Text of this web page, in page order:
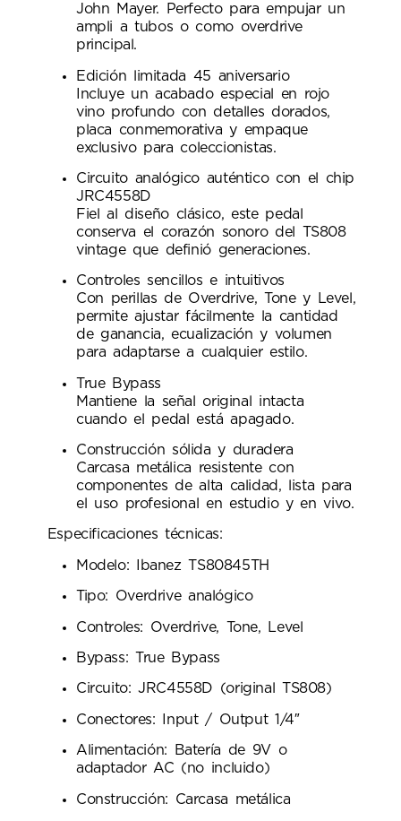
John Mayer. Perfecto para empujar un
ampli a tubos o como overdrive
principal.
Edición limitada 45 aniversario
Incluye un acabado especial en rojo
vino profundo con detalles dorados,
placa conmemorativa y empaque
exclusivo para coleccionistas.
Circuito analógico auténtico con el chip
JRC4558D
Fiel al diseño clásico, este pedal
conserva el corazón sonoro del TS808
vintage que definió generaciones.
Controles sencillos e intuitivos
Con perillas de Overdrive, Tone y Level,
permite ajustar fácilmente la cantidad
de ganancia, ecualización y volumen
para adaptarse a cualquier estilo.
True Bypass
Mantiene la señal original intacta
cuando el pedal está apagado.
Construcción sólida y duradera
Carcasa metálica resistente con
componentes de alta calidad, lista para
el uso profesional en estudio y en vivo.
Especificaciones técnicas:
Modelo: Ibanez TS80845TH
Tipo: Overdrive analógico
Controles: Overdrive, Tone, Level
Bypass: True Bypass
Circuito: JRC4558D (original TS808)
Conectores: Input / Output 1/4″
Alimentación: Batería de 9V o
adaptador AC (no incluido)
Construcción: Carcasa metálica